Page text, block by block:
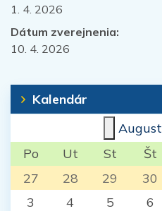
1. 4. 2026
Dátum zverejnenia:
10. 4. 2026
Kalendár
August
Po
Ut St Št
27
28 29 30
3
4 5 6